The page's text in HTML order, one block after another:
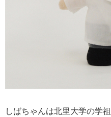
しばちゃんは北里大学の学